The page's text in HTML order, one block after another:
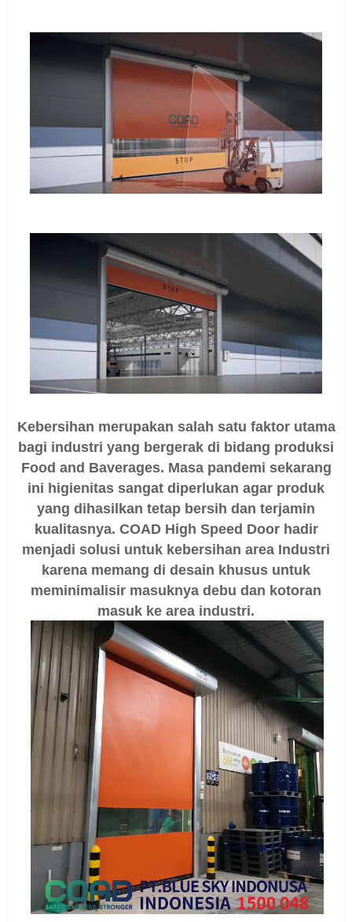
Kebersihan merupakan salah satu faktor utama
bagi industri yang bergerak di bidang produksi
Food and Baverages. Masa pandemi sekarang
ini higienitas sangat diperlukan agar produk
yang dihasilkan tetap bersih dan terjamin
kualitasnya. COAD High Speed Door hadir
menjadi solusi untuk kebersihan area Industri
karena memang di desain khusus untuk
meminimalisir masuknya debu dan kotoran
masuk ke area industri.